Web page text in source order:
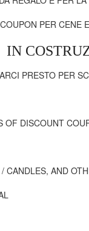
PER CENE
IN
PRESTO PER
OF DISCOUNT
/ CANDLES, AND